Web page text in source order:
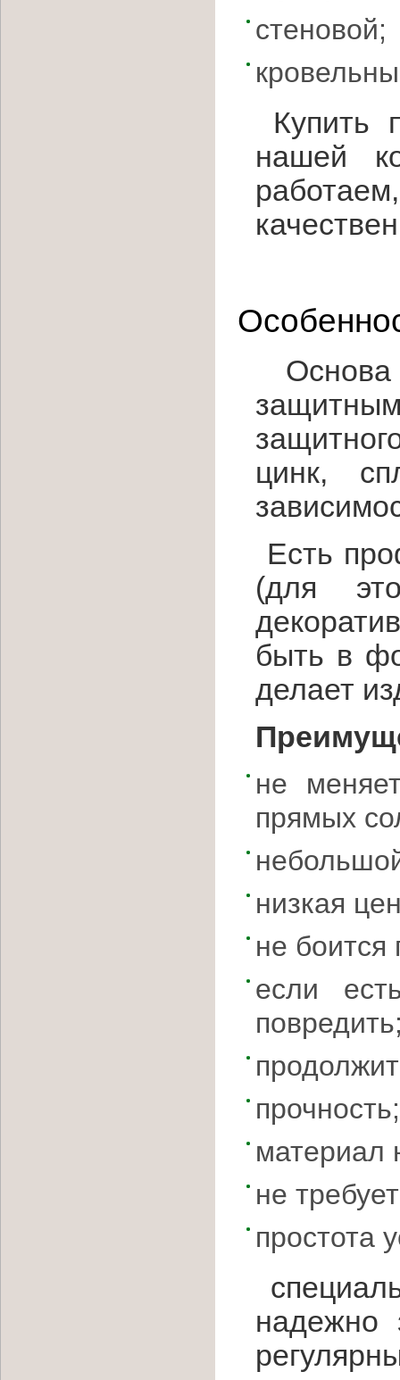
стеновой;
Купить
нашей
цинк,
Есть
(для
быть в
делает
не
прямых
низкая
не боится
если
прочность;
материал
не
простота
надежно